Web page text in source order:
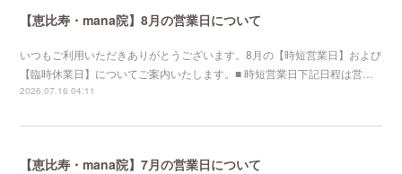
【恵比寿・mana院】8月の営業日について
いつもご利用いただきありがとうございます。8月の【時短営業日】および
【臨時休業日】についてご案内いたします。■ 時短営業日下記日程は営…
2026.07.16 04:11
【恵比寿・mana院】7月の営業日について